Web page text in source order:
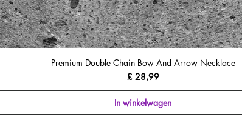
Premium Double Chain Bow And Arrow Necklace
Prijs
£ 28,99
In winkelwagen